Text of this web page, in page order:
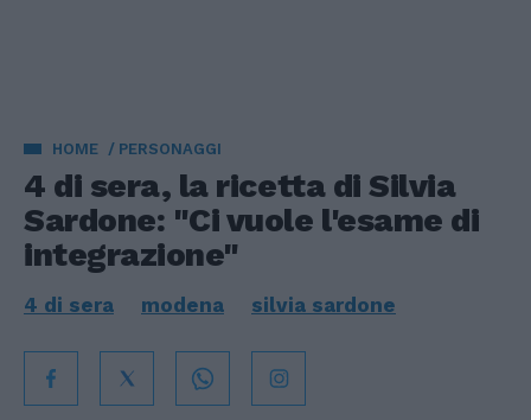
HOME PERSONAGGI
4 di sera, la ricetta di Silvia
Sardone: "Ci vuole l'esame di
integrazione"
4 di sera modena silvia sardone